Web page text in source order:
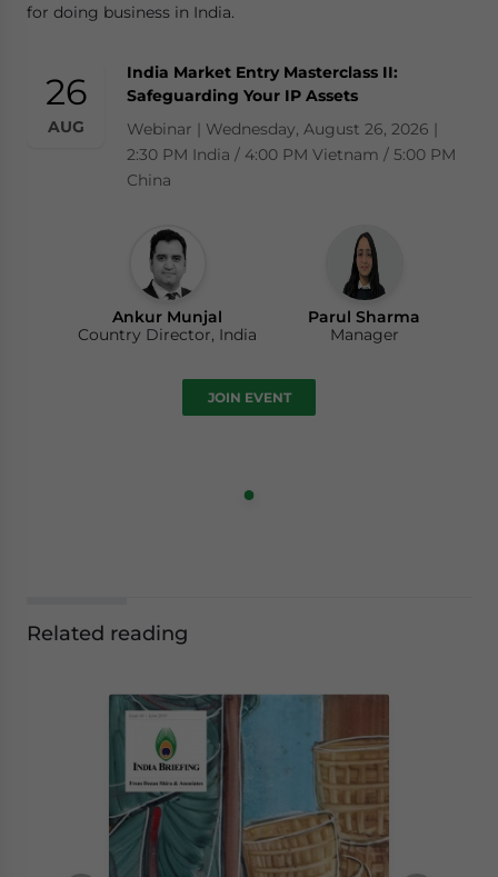
for doing business in India.
26
AUG
India Market Entry Masterclass II:
Safeguarding Your IP Assets
Webinar | Wednesday, August 26, 2026 |
2:30 PM India / 4:00 PM Vietnam / 5:00 PM
China
Ankur Munjal
Country Director, India
Parul Sharma
Manager
JOIN EVENT
Related reading